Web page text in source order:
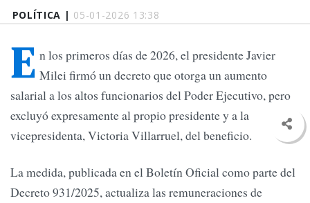
POLÍTICA | 05-01-2026 13:38
E n los primeros días de 2026, el presidente Javier
Milei firmó un decreto que otorga un aumento
salarial a los altos funcionarios del Poder Ejecutivo, pero
excluyó expresamente al propio presidente y a la
vicepresidenta, Victoria Villarruel, del beneficio.
La medida, publicada en el Boletín Oficial como parte del
Decreto 931/2025, actualiza las remuneraciones de